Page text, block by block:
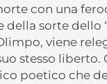
con una
della sorte dello
viene
stesso
poetico che